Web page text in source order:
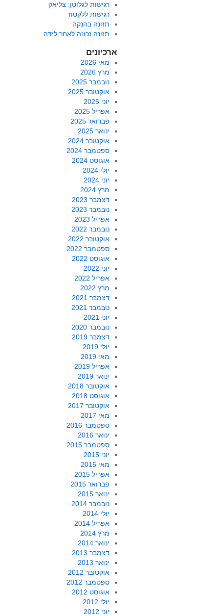
רגישות לגלוטן: צליאק
רגישות ללקטוז
תזונה בהנקה
תזונה נכונה לאחר לידה
ארכיונים
מאי 2026
מרץ 2026
נובמבר 2025
אוקטובר 2025
יוני 2025
אפריל 2025
פברואר 2025
ינואר 2025
אוקטובר 2024
ספטמבר 2024
אוגוסט 2024
יולי 2024
יוני 2024
מרץ 2024
דצמבר 2023
נובמבר 2023
אפריל 2023
נובמבר 2022
אוקטובר 2022
ספטמבר 2022
אוגוסט 2022
יוני 2022
אפריל 2022
מרץ 2022
דצמבר 2021
נובמבר 2021
יוני 2021
נובמבר 2020
דצמבר 2019
יולי 2019
מאי 2019
אפריל 2019
ינואר 2019
אוקטובר 2018
אוגוסט 2018
אוקטובר 2017
מאי 2017
ספטמבר 2016
ינואר 2016
ספטמבר 2015
יוני 2015
מאי 2015
אפריל 2015
פברואר 2015
ינואר 2015
נובמבר 2014
יולי 2014
אפריל 2014
מרץ 2014
ינואר 2014
דצמבר 2013
ינואר 2013
אוקטובר 2012
ספטמבר 2012
אוגוסט 2012
יולי 2012
יוני 2012